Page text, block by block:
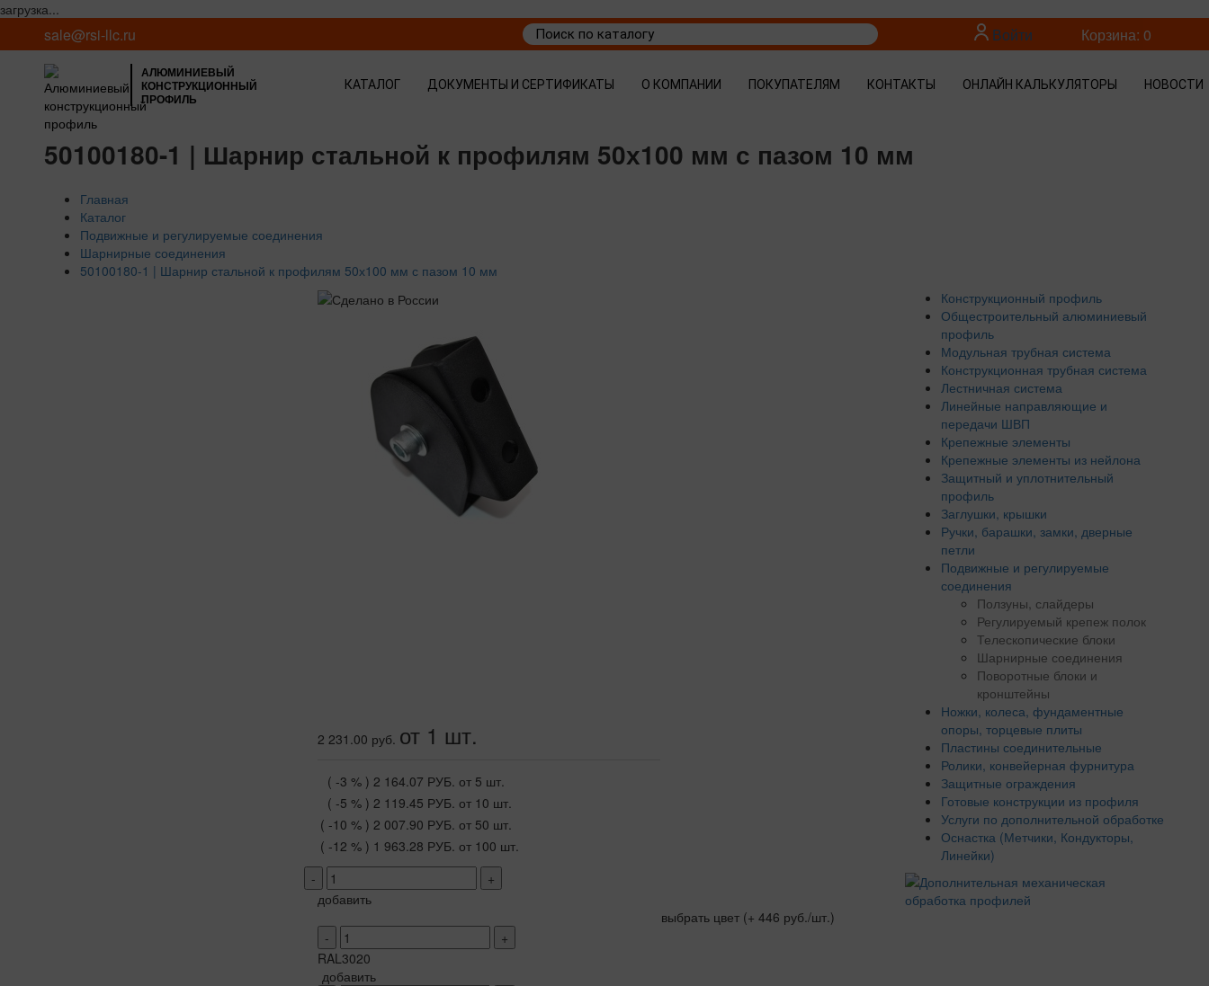
загрузка...
sale@rsi-llc.ru Войти Корзина: 0
АЛЮМИНИЕВЫЙ
КОНСТРУКЦИОННЫЙ
ПРОФИЛЬ
КАТАЛОГ ДОКУМЕНТЫ И СЕРТИФИКАТЫ О КОМПАНИИ ПОКУПАТЕЛЯМ КОНТАКТЫ ОНЛАЙН КАЛЬКУЛЯТОРЫ НОВОСТИ
50100180-1 | Шарнир стальной к профилям 50х100 мм с пазом 10 мм
Главная
Каталог
Подвижные и регулируемые соединения
Шарнирные соединения
50100180-1 | Шарнир стальной к профилям 50х100 мм с пазом 10 мм
2 231.00 руб. от 1 шт.
( -3 % ) 2 164.07 РУБ. от 5 шт.
( -5 % ) 2 119.45 РУБ. от 10 шт.
( -10 % ) 2 007.90 РУБ. от 50 шт.
( -12 % ) 1 963.28 РУБ. от 100 шт.
-
+
добавить
выбрать цвет (+ 446 руб./шт.)
-
+
RAL3020
добавить
Конструкционный профиль
Общестроительный алюминиевый
профиль
Модульная трубная система
Конструкционная трубная система
Лестничная система
Линейные направляющие и
передачи ШВП
Крепежные элементы
Крепежные элементы из нейлона
Защитный и уплотнительный
профиль
Заглушки, крышки
Ручки, барашки, замки, дверные
петли
Подвижные и регулируемые
соединения
Ползуны, слайдеры
Регулируемый крепеж полок
Телескопические блоки
Шарнирные соединения
Поворотные блоки и
кронштейны
Ножки, колеса, фундаментные
опоры, торцевые плиты
Пластины соединительные
Ролики, конвейерная фурнитура
Защитные ограждения
Готовые конструкции из профиля
Услуги по дополнительной обработке
Оснастка (Метчики, Кондукторы,
Линейки)